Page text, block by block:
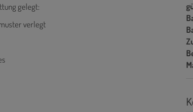
gelegt:
verlegt